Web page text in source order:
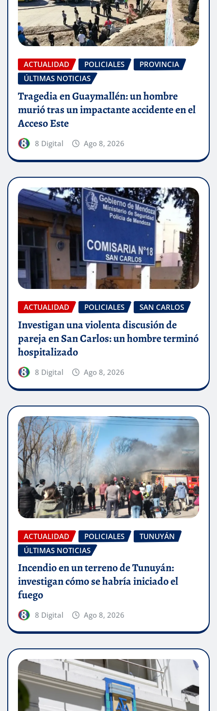
ACTUALIDAD POLICIALES
PROVINCIA
ÚLTIMAS NOTICIAS
Tragedia en Guaymallén: un hombre
murió tras un impactante accidente en el
Acceso Este
8 Digital Ago 8, 2026
ACTUALIDAD POLICIALES SAN CARLOS
Investigan una violenta discusión de
pareja en San Carlos: un hombre terminó
hospitalizado
8 Digital Ago 8, 2026
ACTUALIDAD POLICIALES
TUNUYÁN
ÚLTIMAS NOTICIAS
Incendio en un terreno de Tunuyán:
investigan cómo se habría iniciado el
fuego
8 Digital Ago 8, 2026